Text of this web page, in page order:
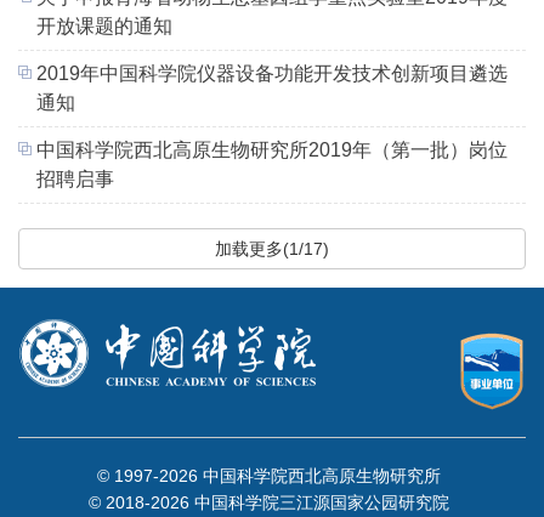
开放课题的通知
2019年中国科学院仪器设备功能开发技术创新项目遴选
通知
中国科学院西北高原生物研究所2019年（第一批）岗位
招聘启事
加载更多(1/17)
© 1997-2026 中国科学院西北高原生物研究所
© 2018-2026 中国科学院三江源国家公园研究院